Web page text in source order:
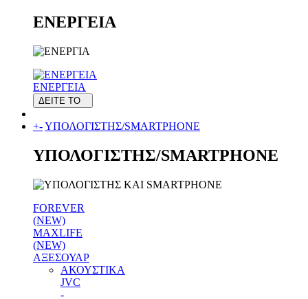
ΕΝΕΡΓΕΙΑ
ΕΝΕΡΓΕΙΑ
ΔΕΙΤΕ ΤΟ
+-ΥΠΟΛΟΓΙΣΤΗΣ/SMARTPHONE
ΥΠΟΛΟΓΙΣΤΗΣ/SMARTPHONE
FOREVER
(NEW)
MAXLIFE
(NEW)
ΑΞΕΣΟΥΑΡ
ΑΚΟΥΣΤΙΚΑ
JVC
-